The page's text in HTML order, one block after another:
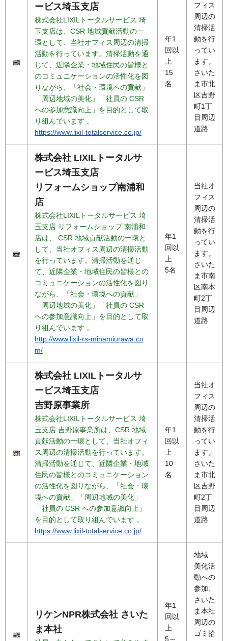
ービス埼玉支店
株式会社LIXILトータルサービス 埼
玉支店は、CSR 地域貢献活動の一
環として、当社オフィス周辺の清掃
活動を行っています。清掃活動を通
じて、近隣企業・地域住民の皆様と
のコミュニケーションの活性化を図
りながら、「社会・環境への貢献」
「周辺地域の美化」「社員の CSR
への参加意識向上」を目的として取
り組んでいます 。
https://www.lixil-totalservice.co.jp/
年1
回以
上
15
名
フィス
周辺の
清掃活
動を行
ってい
ます。
さいた
ま市北
区吉野
町1丁
目周辺
道路
株式会社 LIXILトータルサ
ービス埼玉支店
リフォームショップ南浦和
店
株式会社LIXILトータルサービス 埼
玉支店 リフォームショップ 南浦和
店は、 CSR 地域貢献活動の一環と
して、当社オフィス周辺の清掃活動
を行っています。清掃活動を通じ
て、近隣企業・地域住民の皆様との
コミュニケーションの活性化を図り
ながら、「社会・環境への貢献」
「周辺地域の美化」「社員の CSR
への参加意識向上」を目的として取
り組んでいます 。
http://www.lixil-rs-minamiurawa.co
m/
年1
回以
上
5名
当社オ
フィス
周辺の
清掃活
動を行
ってい
ます。
さいた
ま市南
区南本
町2丁
目周辺
道路
株式会社 LIXILトータルサ
ービス埼玉支店
吉野原事業所
株式会社LIXILトータルサービス 埼
玉支店 吉野原事業所は、CSR 地域
貢献活動の一環として、当社オフィ
ス周辺の清掃活動を行っています。
清掃活動を通じて、近隣企業・地域
住民の皆様とのコミュニケーション
の活性化を図りながら、「社会・環
境への貢献」「周辺地域の美化」
「社員の CSR への参加意識向上」
を目的として取り組んでいます 。
https://www.lixil-totalservice.co.jp/
年1
回以
上
10
名
当社オ
フィス
周辺の
清掃活
動を行
ってい
ます。
さいた
ま市北
区吉野
町2丁
目周辺
道路
リケンNPR株式会社 さいた
ま本社
年1
回以
上
5～
地域
美化活
動への
参加、
さいた
ま本社
周辺の
ゴミ拾